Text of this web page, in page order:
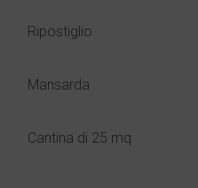
Ripostiglio
Mansarda
Cantina di 25 mq